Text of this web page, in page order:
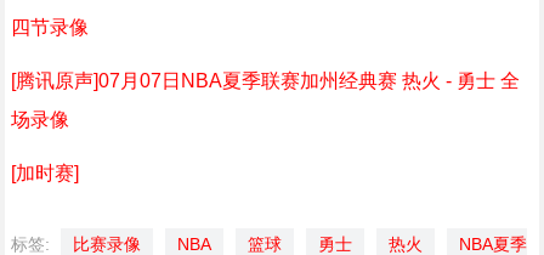
四节录像
[腾讯原声]07月07日NBA夏季联赛加州经典赛 热火 - 勇士 全
场录像
[加时赛]
标签: 比赛录像 NBA 篮球 勇士 热火 NBA夏季